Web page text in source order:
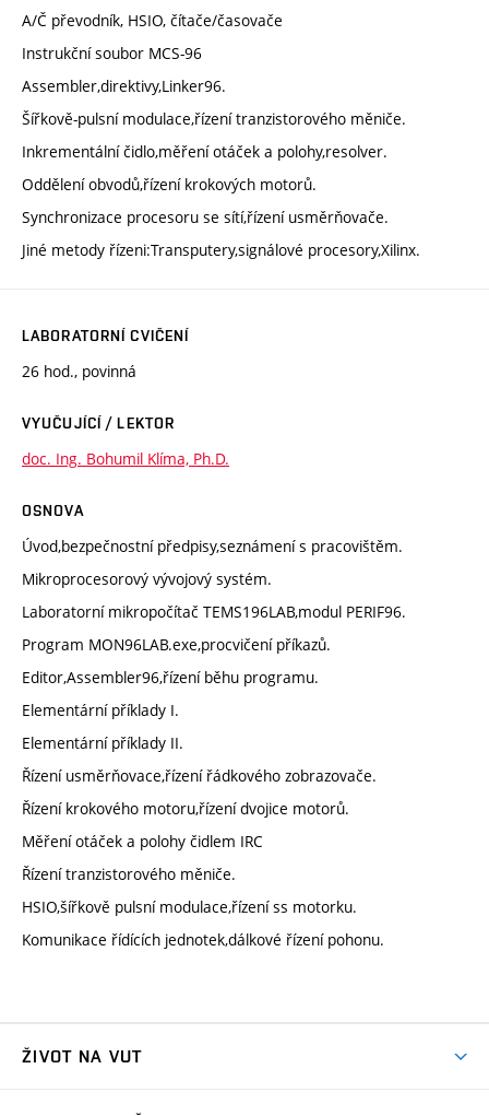
A/Č převodník, HSIO, čítače/časovače
Instrukční soubor MCS-96
Assembler,direktivy,Linker96.
Šířkově-pulsní modulace,řízení tranzistorového měniče.
Inkrementální čidlo,měření otáček a polohy,resolver.
Oddělení obvodů,řízení krokových motorů.
Synchronizace procesoru se sítí,řízení usměrňovače.
Jiné metody řízeni:Transputery,signálové procesory,Xilinx.
LABORATORNÍ CVIČENÍ
26 hod., povinná
VYUČUJÍCÍ / LEKTOR
doc. Ing. Bohumil Klíma, Ph.D.
OSNOVA
Úvod,bezpečnostní předpisy,seznámení s pracovištěm.
Mikroprocesorový vývojový systém.
Laboratorní mikropočítač TEMS196LAB,modul PERIF96.
Program MON96LAB.exe,procvičení příkazů.
Editor,Assembler96,řízení běhu programu.
Elementární příklady I.
Elementární příklady II.
Řízení usměrňovace,řízení řádkového zobrazovače.
Řízení krokového motoru,řízení dvojice motorů.
Měření otáček a polohy čidlem IRC
Řízení tranzistorového měniče.
HSIO,šířkově pulsní modulace,řízení ss motorku.
Komunikace řídících jednotek,dálkové řízení pohonu.
ŽIVOT NA VUT